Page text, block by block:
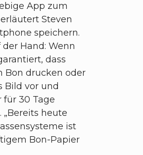
App zum
Steven
speichern.
Hand: Wenn
dass
Bon drucken oder
Bild vor und
für 30 Tage
heute
ist
Bon-Papier